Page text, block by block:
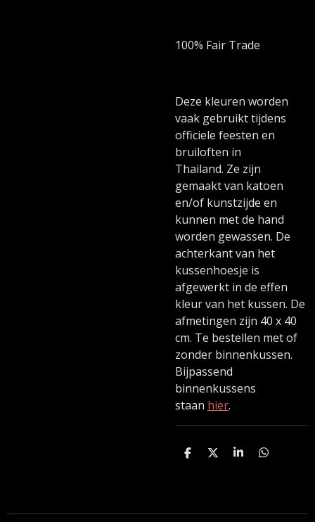
100% Fair Trade
Deze kleuren worden
vaak gebruikt tijdens
officiele feesten en
bruiloften in
Thailand. Ze zijn
gemaakt van katoen
en/of kunstzijde en
kunnen met de hand
worden gewassen. De
achterkant van het
kussenhoesje is
afgewerkt in de effen
kleur van het kussen. De
afmetingen zijn 40 x 40
cm. Te bestellen met of
zonder binnenkussen.
Bijpassend
binnenkussens
staan hier.
D
D
S
D